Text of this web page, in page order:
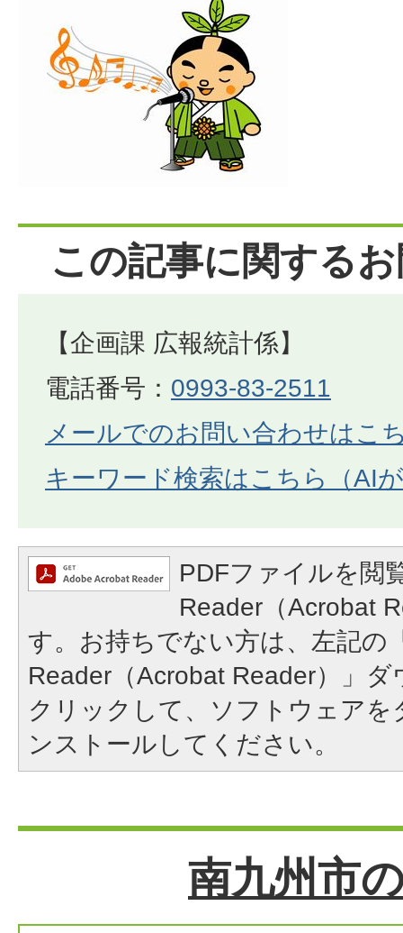
この記事に関する
【企画課 広報統計係】
電話番号： 0993-83-2511
メールでのお問い合わせはこ
キーワード検索はこちら（AI
PDFファイルを閲
Reader（Acrobat
す。お持ちでない方は、左記の
Reader（Acrobat Reader）」
クリックして、ソフトウェア
ンストールしてください。
南九州市